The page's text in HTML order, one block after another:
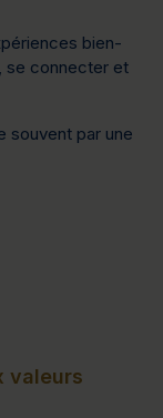
bien-
se connecter et
souvent par une
valeurs